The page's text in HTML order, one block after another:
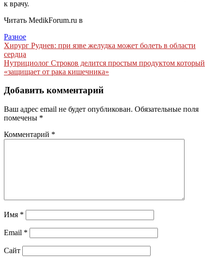
к врачу.
Читать MedikForum.ru в
Разное
Навигация
по
записям
Хирург Руднев: при язве желудка может болеть в области
сердца
Нутрициолог Строков делится простым продуктом который
«защищает от рака кишечника»
Добавить комментарий
Ваш адрес email не будет опубликован. Обязательные поля
помечены *
Комментарий *
Имя *
Email *
Сайт